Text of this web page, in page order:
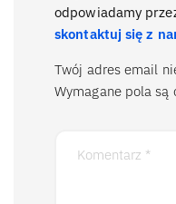
odpowiadamy
skontaktuj się z
Twój adres email
Wymagane pola są